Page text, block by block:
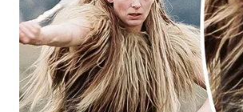
WN
PRIANGAN
TIMUR
WN
SEMARANG